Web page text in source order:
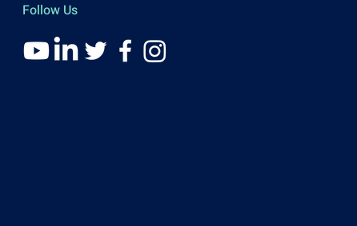
Follow Us